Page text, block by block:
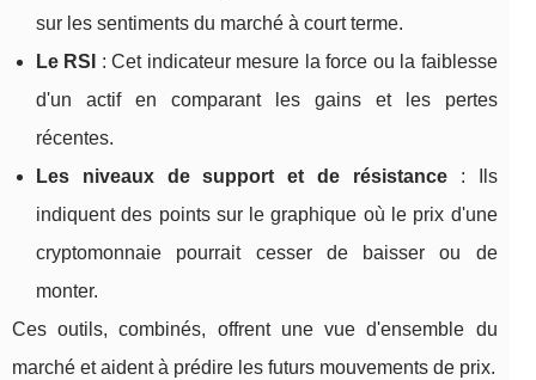
sur les sentiments du marché à court terme.
Le RSI
: Cet indicateur mesure la force ou la faiblesse
d'un actif en comparant les gains et les pertes
récentes.
Les niveaux de support et de résistance: Ils
indiquent des points sur le graphique où le prix d'une
cryptomonnaie pourrait cesser de baisser ou de
monter.
Ces outils, combinés, offrent une vue d'ensemble du
marché et aident à prédire les futurs mouvements de prix.